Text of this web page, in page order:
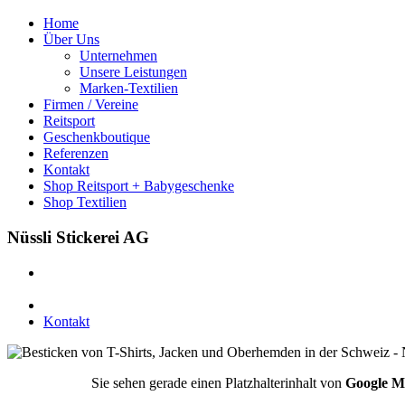
können
auf
Home
Über Uns
Unternehmen
Unsere Leistungen
Marken-Textilien
Firmen / Vereine
Reitsport
Geschenkboutique
Referenzen
Kontakt
Shop Reitsport + Babygeschenke
Shop Textilien
Nüssli Stickerei AG
Kontakt
Sie sehen gerade einen Platzhalterinhalt von Google